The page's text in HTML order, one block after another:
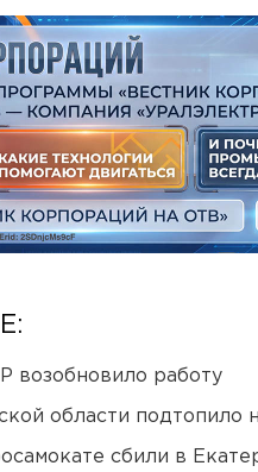
возобновило работу
области
сбили в